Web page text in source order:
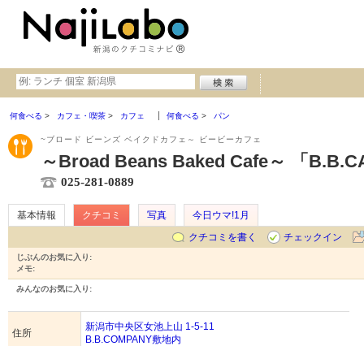
何食べる カフェ・喫茶 カフェ 何食べる パン
~ブロード ビーンズ ベイクドカフェ～ ビービーカフェ
～Broad Beans Baked Cafe～ 「
025-281-0889
基本情報 クチコミ 写真
今日ウマ!1月
クチコミを書く
チェックイン
じぶんのお気に入り:
メモ:
みんなのお気に入り:
住所
新潟市中央区女池上山 1-5-11
B.B.COMPANY敷地内